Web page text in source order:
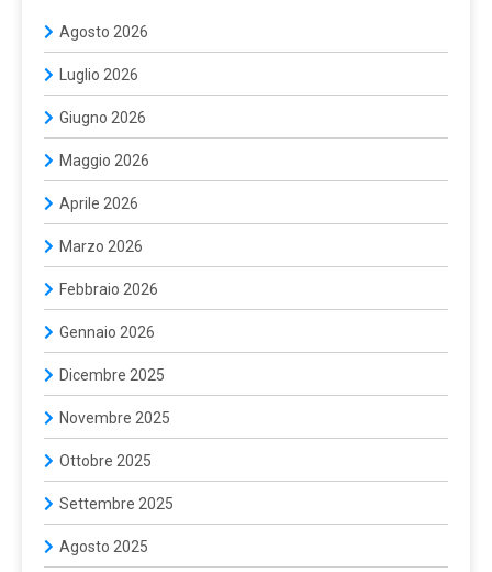
Agosto 2026
Luglio 2026
Giugno 2026
Maggio 2026
Aprile 2026
Marzo 2026
Febbraio 2026
Gennaio 2026
Dicembre 2025
Novembre 2025
Ottobre 2025
Settembre 2025
Agosto 2025